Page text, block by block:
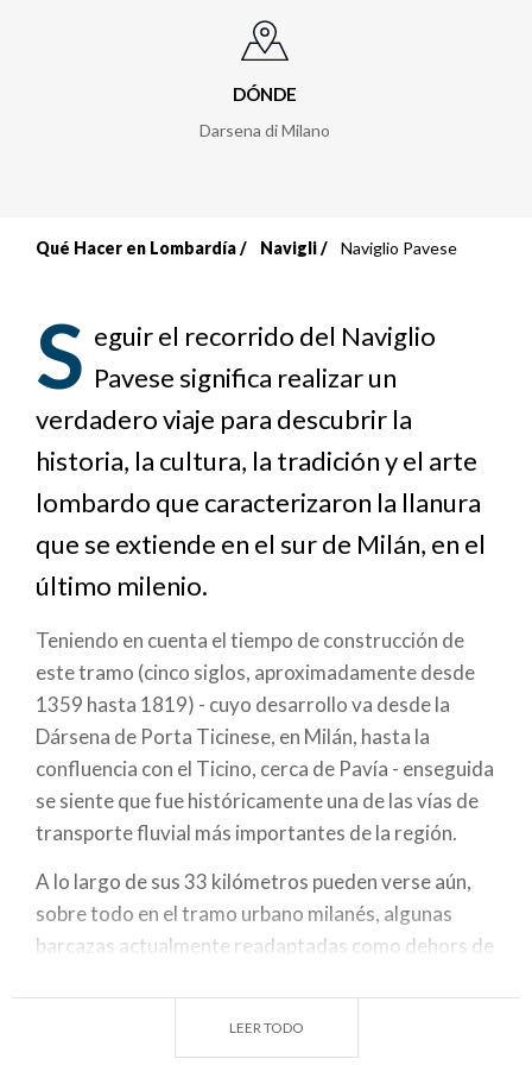
DÓNDE
Darsena di Milano
enlaces
de
ayuda
a
la
navegación
Qué Hacer en Lombardía Navigli Naviglio Pavese
S eguir el recorrido del Naviglio
Pavese significa realizar un
verdadero viaje para descubrir la
historia, la cultura, la tradición y el arte
lombardo que caracterizaron la llanura
que se extiende en el sur de Milán, en el
último milenio.
Teniendo en cuenta el tiempo de construcción de
este tramo (cinco siglos, aproximadamente desde
1359 hasta 1819) - cuyo desarrollo va desde la
Dársena de Porta Ticinese, en Milán, hasta la
confluencia con el Ticino, cerca de Pavía - enseguida
se siente que fue históricamente una de las vías de
transporte fluvial más importantes de la región.
A lo largo de sus 33 kilómetros pueden verse aún,
sobre todo en el tramo urbano milanés, algunas
barcazas actualmente readaptadas como dehors de
En un panorama repleto de naves industriales,
centros comerciales y carreteras de circunvalación,
LEER TODO